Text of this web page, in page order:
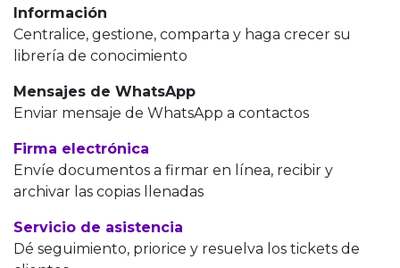
Información
Centralice, gestione, comparta y haga crecer su
librería de conocimiento
Mensajes de WhatsApp
Enviar mensaje de WhatsApp a contactos
Firma electrónica
Envíe documentos a firmar en línea, recibir y
archivar las copias llenadas
Servicio de asistencia
Dé seguimiento, priorice y resuelva los tickets de